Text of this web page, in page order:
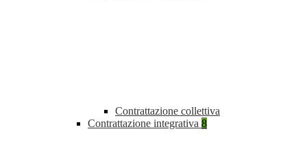
Contrattazione collettiva
Contrattazione integrativa 8